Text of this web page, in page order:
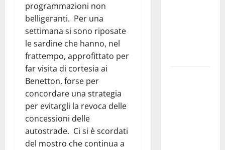
programmazioni non
belligeranti. Per una
settimana si sono riposate
le sardine che hanno, nel
frattempo, approfittato per
far visita di cortesia ai
Benetton, forse per
concordare una strategia
per evitargli la revoca delle
concessioni delle
autostrade. Ci si è scordati
del mostro che continua a